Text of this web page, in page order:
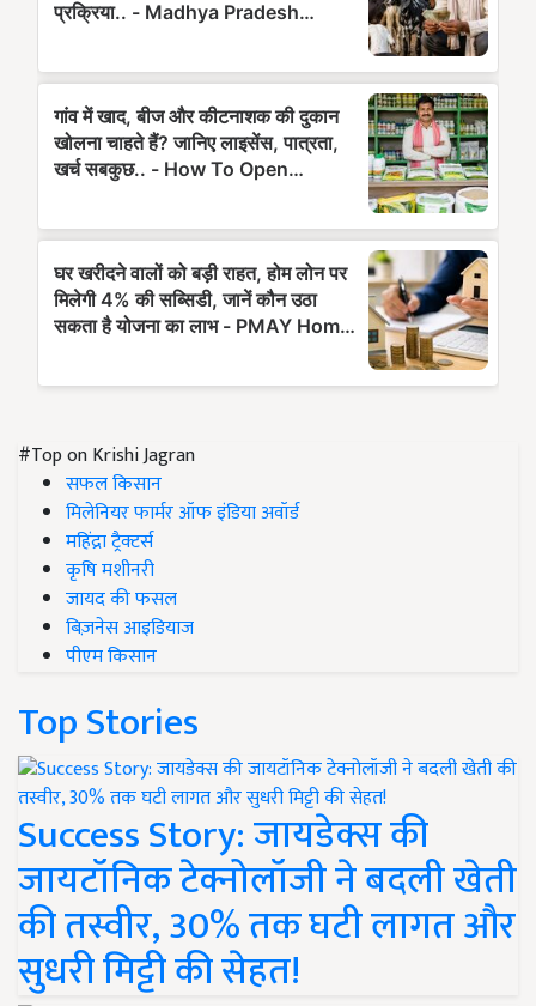
#Top on Krishi Jagran
सफल किसान
मिलेनियर फार्मर ऑफ इंडिया अवॉर्ड
महिंद्रा ट्रैक्टर्स
कृषि मशीनरी
जायद की फसल
बिज़नेस आइडियाज
पीएम किसान
Top Stories
Success Story: जायडेक्स की
जायटॉनिक टेक्नोलॉजी ने बदली खेती
की तस्वीर, 30% तक घटी लागत और
सुधरी मिट्टी की सेहत!